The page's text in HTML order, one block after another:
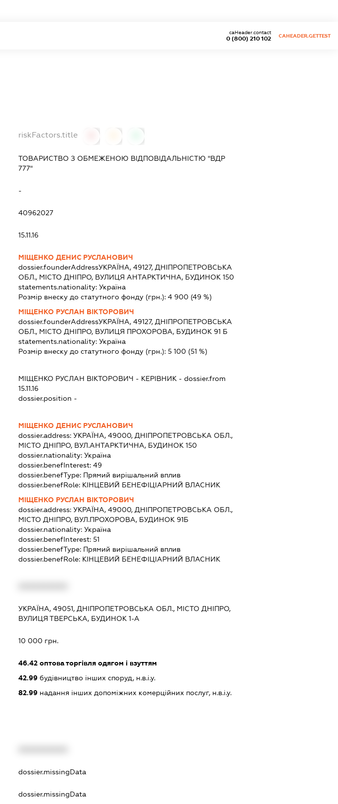
0 (800) 210 102
caHeader.contact
CAHEADER.GETTEST
riskFactors.title
ТОВАРИСТВО З ОБМЕЖЕНОЮ ВІДПОВІДАЛЬНІСТЮ "ВДР
777"
-
40962027
15.11.16
МІЩЕНКО ДЕНИС РУСЛАНОВИЧ
dossier.founderAddressУКРАЇНА, 49127, ДНІПРОПЕТРОВСЬКА
ОБЛ., МІСТО ДНІПРО, ВУЛИЦЯ АНТАРКТИЧНА, БУДИНОК 150
statements.nationality:Україна
Розмір внеску до статутного фонду (грн.):4 900 (49 %)
МІЩЕНКО РУСЛАН ВІКТОРОВИЧ
dossier.founderAddressУКРАЇНА, 49127, ДНІПРОПЕТРОВСЬКА
ОБЛ., МІСТО ДНІПРО, ВУЛИЦЯ ПРОХОРОВА, БУДИНОК 91 Б
statements.nationality:Україна
Розмір внеску до статутного фонду (грн.):5 100 (51 %)
МІЩЕНКО РУСЛАН ВІКТОРОВИЧ - КЕРІВНИК - dossier.from
15.11.16
dossier.position -
МІЩЕНКО ДЕНИС РУСЛАНОВИЧ
dossier.address:УКРАЇНА, 49000, ДНІПРОПЕТРОВСЬКА ОБЛ.,
МІСТО ДНІПРО, ВУЛ.АНТАРКТИЧНА, БУДИНОК 150
dossier.nationality:Україна
dossier.benefInterest:49
dossier.benefType: Прямий вирішальний вплив
dossier.benefRole: КІНЦЕВИЙ БЕНЕФІЦІАРНИЙ ВЛАСНИК
МІЩЕНКО РУСЛАН ВІКТОРОВИЧ
dossier.address:УКРАЇНА, 49000, ДНІПРОПЕТРОВСЬКА ОБЛ.,
МІСТО ДНІПРО, ВУЛ.ПРОХОРОВА, БУДИНОК 91Б
dossier.nationality:Україна
dossier.benefInterest:51
dossier.benefType: Прямий вирішальний вплив
dossier.benefRole: КІНЦЕВИЙ БЕНЕФІЦІАРНИЙ ВЛАСНИК
УКРАЇНА, 49051, ДНІПРОПЕТРОВСЬКА ОБЛ., МІСТО ДНІПРО,
ВУЛИЦЯ ТВЕРСЬКА, БУДИНОК 1-А
10 000 грн.
46.42 оптова торгівля одягом і взуттям
42.99 будівництво інших споруд, н.в.і.у.
82.99 надання інших допоміжних комерційних послуг, н.в.і.у.
dossier.missingData
dossier.missingData